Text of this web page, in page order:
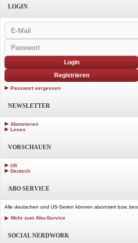
LOGIN
Login
Registrieren
Passwort vergessen
NEWSLETTER
Abonnieren
Lesen
VORSCHAUEN
US
Deutsch
ABO SERVICE
Alle deutschen und US-Serien können abonniert bzw.
Mehr zum Abo-Service
SOCIAL NERDWORK